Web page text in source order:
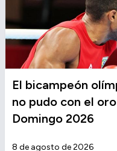
El bicampeón
no pudo con el
Domingo 2026
8 de agosto de 2026